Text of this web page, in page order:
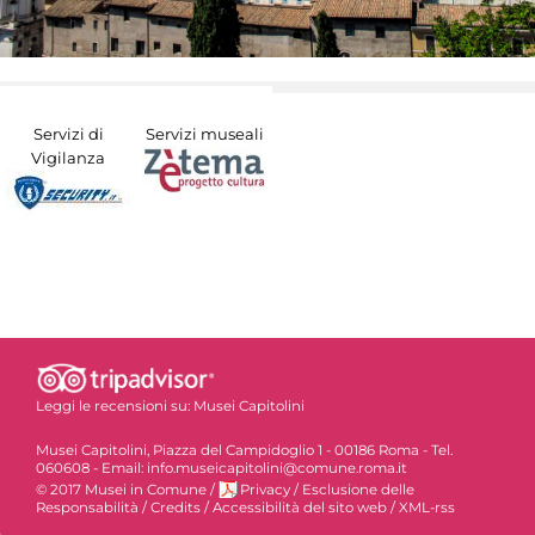
Servizi di
Vigilanza
Servizi museali
Leggi le recensioni su: Musei Capitolini
Musei Capitolini, Piazza del Campidoglio 1 - 00186 Roma - Tel.
060608 - Email: info.museicapitolini@comune.roma.it
© 2017 Musei in Comune / Privacy / Esclusione delle
Responsabilità /Credits /Accessibilità del sito web /XML-rss